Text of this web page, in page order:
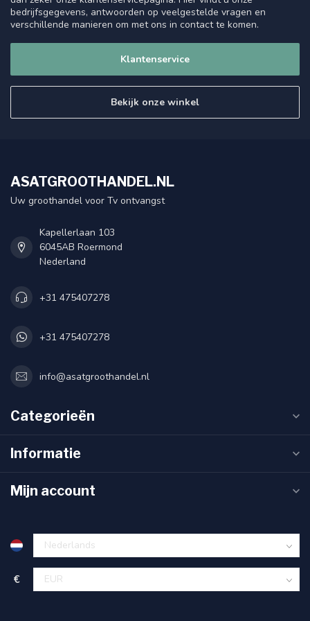
bedrijfsgegevens, antwoorden op veelgestelde vragen en
verschillende manieren om met ons in contact te komen.
Klantenservice
Bekijk onze winkel
ASATGROOTHANDEL.NL
Uw groothandel voor Tv ontvangst
Kapellerlaan 103
6045AB Roermond
Nederland
+31 475407278
+31 475407278
info@asatgroothandel.nl
Categorieën
Informatie
Mijn account
€